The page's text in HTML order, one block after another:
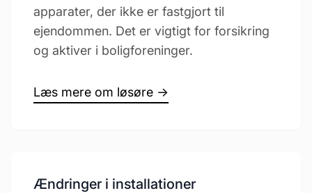
apparater, der ikke er fastgjort til
ejendommen. Det er vigtigt for forsikring
og aktiver i boligforeninger.
Læs mere om løsøre →
Ændringer i installationer